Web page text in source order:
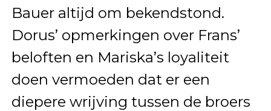
Bauer altijd om bekendstond.
Dorus’ opmerkingen over Frans’
beloften en Mariska’s loyaliteit
doen vermoeden dat er een
diepere wrijving tussen de broers